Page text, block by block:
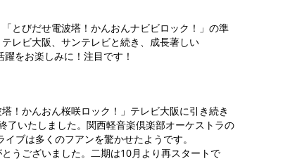
とびだせ電波塔！かんおんナビビロック！」の準
レビ大阪、サンテレビと続き、成長著しい
をお楽しみに！注目です！
！かんおん桜咲ロック！」テレビ大阪に引き続き
了いたしました。関西軽音楽倶楽部オーケストラの
ブは多くのフアンを驚かせたようです。
うございました。二期は10月より再スタートで